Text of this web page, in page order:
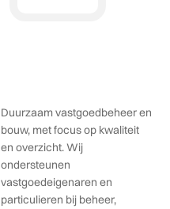
Duurzaam vastgoedbeheer en
bouw, met focus op kwaliteit
en overzicht. Wij
ondersteunen
vastgoedeigenaren en
particulieren bij beheer,